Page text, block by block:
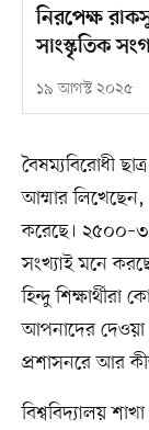
নিরপেক্ষ
সাংস্কৃতিক
১৯ আগস্ট ২০২৫
বৈষম্যবিরোধী
আম্মার লিখেছেন,
করেছে।
সংখ্যাই মনে
হিন্দু
আপনাদের দেওয়া
প্রশাসনরে আর
বিশ্ববিদ্যালয়